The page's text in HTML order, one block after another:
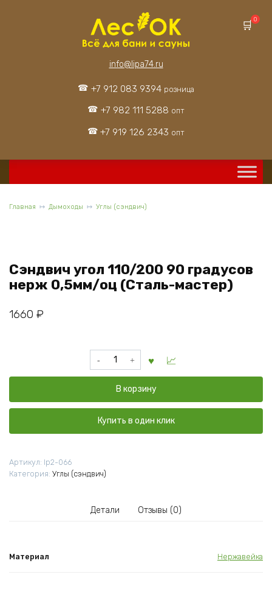
info@lipa74.ru
+7 912 083 9394 розница
+7 982 111 5288 опт
+7 919 126 2343 опт
0
Главная Дымоходы Углы (сэндвич)
Сэндвич угол 110/200 90 градусов
нерж 0,5мм/оц (Сталь-мастер)
1660 ₽
Количество
товара
110/200
90
градусов
оц
В корзину
Купить в один клик
Артикул: lp2-066
Категория: Углы (сэндвич)
Детали Отзывы (0)
Материал Нержавейка